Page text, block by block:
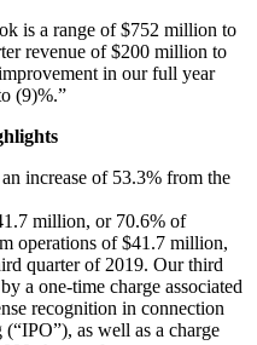
を開発する
ム向けにローンチする
素化
is a range of $752 million to
revenue of $200 million to
in our full year
(9)%.”
increase of 53.3% from the
million, or 70.6% of
operations of $41.7 million,
quarter of 2019. Our third
a one-time charge associated
recognition in connection
as well as a charge